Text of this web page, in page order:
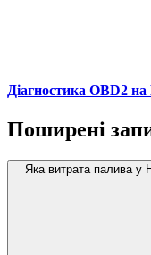
Діагностика OBD2
Поширені
Яка витрата палива у